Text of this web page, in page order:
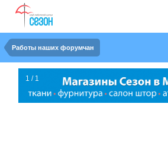
Работы наших форумчан
1 / 1